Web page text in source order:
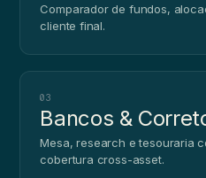
Comparador de fundos,
cliente final.
03
Bancos &
Mesa, research e tesouraria
cobertura cross-asset.